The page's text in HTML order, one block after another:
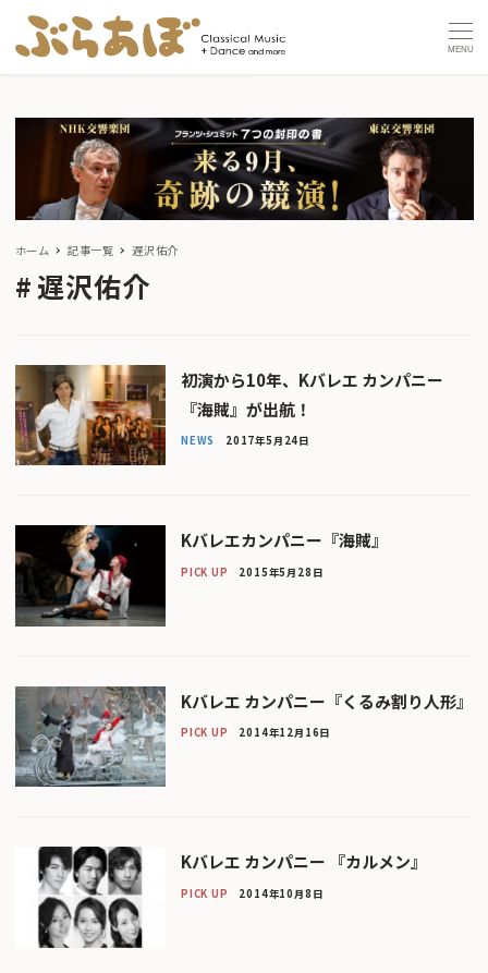
MENU
ホーム 記事一覧 遅沢佑介
遅沢佑介
初演から10年、Kバレエ カンパニー
『海賊』が出航！
NEWS 2017年5月24日
Kバレエカンパニー『海賊』
PICK UP 2015年5月28日
Kバレエ カンパニー『くるみ割り人形』
PICK UP 2014年12月16日
Kバレエ カンパニー 『カルメン』
PICK UP 2014年10月8日